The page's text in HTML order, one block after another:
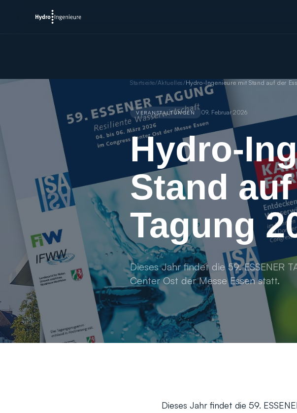
Startseite/Aktuelles/
VERANSTALTUNGEN 09. Februar 2026
Hydro-
Stand
Tagung
Dieses Jahr findet die 59. ESSENER
Center Ost der Messe Essen statt.
Dieses Jahr findet die 59.